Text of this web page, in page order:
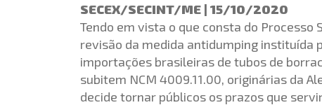
SECEX/SECINT/ME | 15/10/2020
Tendo em vista o que consta do
revisão da medida antidumping instituída
importações brasileiras de tubos de
subitem NCM 4009.11.00, originárias da
decide tornar públicos os prazos que